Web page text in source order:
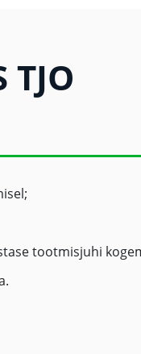
TJO
tootmisjuhi